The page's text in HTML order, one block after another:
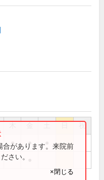
祝
● ●
合があります。来院前
さい。
×閉じる